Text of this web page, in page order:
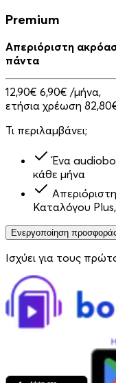
Premium
Απεριόριστη
πάντα
12,90€ 6,90€ /μήνα,
ετήσια χρέωση
Τι περιλαμβάνει;
Ένα
κάθε μήνα
Καταλόγου
Ενεργοποίηση
Ισχύει για τους